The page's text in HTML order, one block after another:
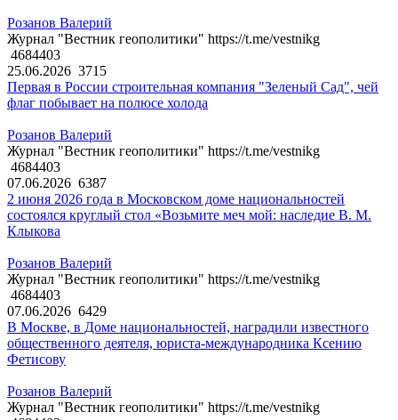
Розанов Валерий
Журнал "Вестник геополитики" https://t.me/vestnikg
4684403
25.06.2026 3715
Первая в России строительная компания "Зеленый Сад", чей
флаг побывает на полюсе холода
Розанов Валерий
Журнал "Вестник геополитики" https://t.me/vestnikg
4684403
07.06.2026 6387
2 июня 2026 года в Московском доме национальностей
состоялся круглый стол «Возьмите меч мой: наследие В. М.
Клыкова
Розанов Валерий
Журнал "Вестник геополитики" https://t.me/vestnikg
4684403
07.06.2026 6429
В Москве, в Доме национальностей, наградили известного
общественного деятеля, юриста-международника Ксению
Фетисову
Розанов Валерий
Журнал "Вестник геополитики" https://t.me/vestnikg